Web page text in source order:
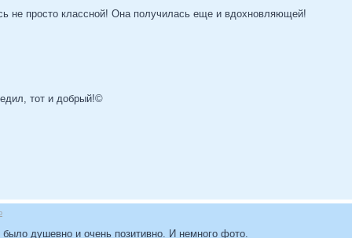
не просто классной! Она получилась еще и вдохновляющей!
тот и добрый!©
душевно и очень позитивно. И немного фото.